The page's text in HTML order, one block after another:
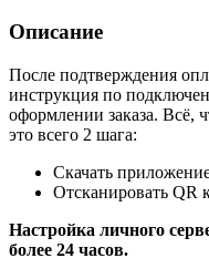
Описание
После подтверждения
инструкция по
оформлении заказа. Всё,
это всего 2 шага:
Скачать
Отсканировать QR
Настройка личного
более 24 часов.